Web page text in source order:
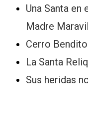
Una Santa en
Madre
Cerro Bendito
La Santa
Sus heridas